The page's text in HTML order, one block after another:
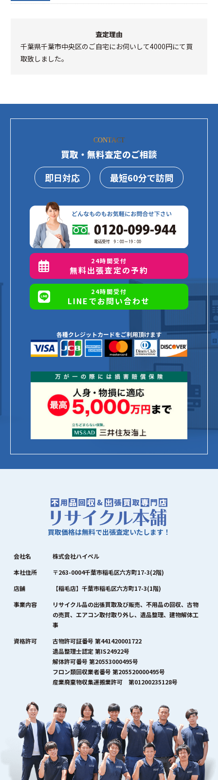
査定理由
千葉県千葉市中央区のご自宅にお伺いして4000円にて買
取致しました。
CONTACT
買取・無料査定のご相談
即日対応
最短60分で訪問
24時間受付
無料出張査定の予約
24時間受付
LINEでお問い合わせ
各種クレジットカードをご利用頂けます
買取価格は無料で出張査定いたします！
会社名
株式会社ハイペル
本社住所
〒263-0004千葉市稲毛区六方町17-3(2階)
店舗
【稲毛店】千葉市稲毛区六方町17-3(1階)
事業内容
リサイクル品の出張買取及び販売、不用品の回収、古物
の売買、エアコン取付取り外し、遺品整理、建物解体工
事
資格許可
古物許可証番号 第441420001722
遺品整理士認定 第IS24922号
解体許可番号 第20553000495号
フロン類回収業者番号 第205520000495号
産業廃棄物収集運搬業許可 第01200235128号